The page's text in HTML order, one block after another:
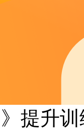
提升